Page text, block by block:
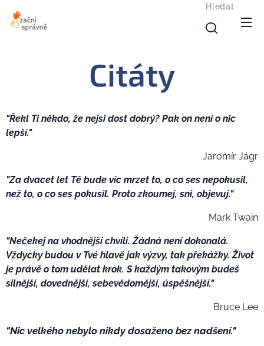
Hledat
Citáty
"Řekl Ti někdo, že nejsi dost dobrý? Pak on není o nic
lepší."
Jaromír Jágr
"Za dvacet let Tě bude víc mrzet to, o co ses nepokusil,
než to, o co ses pokusil. Proto zkoumej, sni, objevuj."
Mark Twain
"Nečekej na vhodnější chvíli. Žádná není dokonalá.
Vždycky budou v Tvé hlavě jak výzvy, tak překážky. Život
je právě o tom udělat krok. S každým takovým budeš
silnější, dovednější, sebevědomější, úspěšnější."
Bruce Lee
"Nic velkého nebylo nikdy dosaženo bez nadšení."